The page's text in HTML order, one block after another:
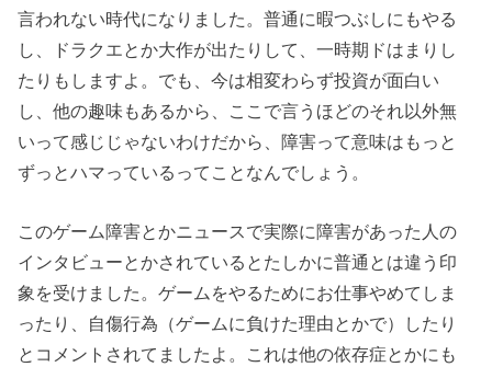
言われない時代になりました。普通に暇つぶしにもやる
し、ドラクエとか大作が出たりして、一時期ドはまりし
たりもしますよ。でも、今は相変わらず投資が面白い
し、他の趣味もあるから、ここで言うほどのそれ以外無
いって感じじゃないわけだから、障害って意味はもっと
ずっとハマっているってことなんでしょう。
このゲーム障害とかニュースで実際に障害があった人の
インタビューとかされているとたしかに普通とは違う印
象を受けました。ゲームをやるためにお仕事やめてしま
ったり、自傷行為（ゲームに負けた理由とかで）したり
とコメントされてましたよ。これは他の依存症とかにも